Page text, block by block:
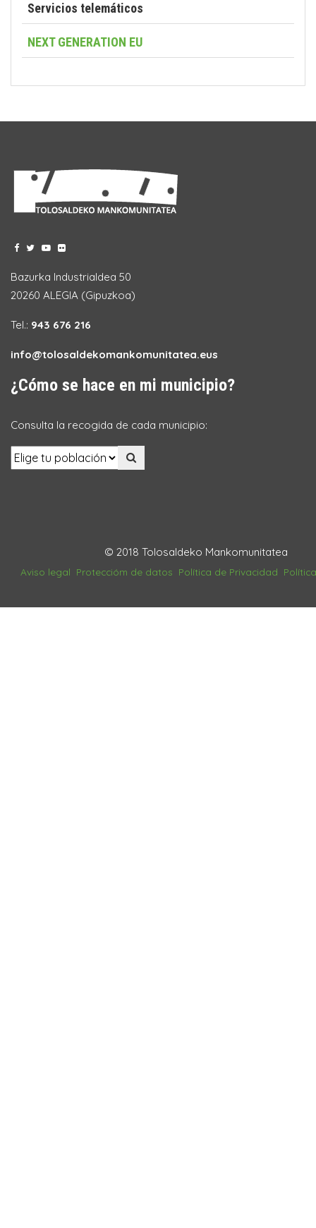
Servicios telemáticos
NEXT GENERATION EU
Bazurka Industrialdea 50
20260 ALEGIA (Gipuzkoa)
Tel.: 943 676 216
info@tolosaldekomankomunitatea.eus
¿Cómo se hace en mi municipio?
Consulta la recogida de cada municipio:
© 2018 Tolosaldeko Mankomunitatea
Aviso legal Proteccióm de datos Política de Privacidad